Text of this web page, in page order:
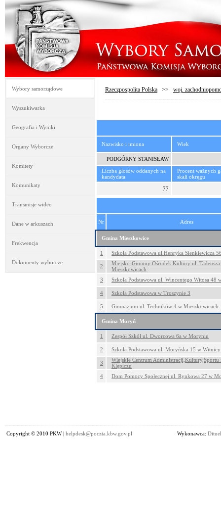
Wybory samorządowe
Wyszukiwarka
Geografia i Wyniki
Organy Wyborcze
Komitety
Komunikaty
Transmisje wideo
Dane w arkuszach
Frekwencja
Dokumenty wyborcze
Rzeczpospolita Polska >> woj.
Nazwisko i imiona Wiek
PODGÓRNY STANISŁAW
Liczba głosów oddanych na
kandydata
Procent ważnych
skali okręgu
77
Nr Adres
Gmina Mieszkowice
1 Szkoła Podstawowa ul.Henryka Sienkiewicza
2
Miejsko-Gminny Ośrodek Kultury ul.
Mieszkowicach
3
Szkoła Podstawowa ul. Wincentego Witosa 48
4 Szkoła Podstawowa w Troszynie 3
5 Gimnazjum ul. Techników 4 w Mieszkowicach
Gmina Moryń
1 Zespół Szkół ul. Dworcowa 6a w Moryniu
2 Szkoła Podstawowa ul. Moryńska 15 w Witnicy
3
Wiejskie Centrum Administracji,Kultury,Sportu
Klępiczu
4
Dom Pomocy Społecznej ul. Rynkowa 27 w
Copyright © 2010 PKW | helpdesk@poczta.kbw.gov.pl Wykonawca: